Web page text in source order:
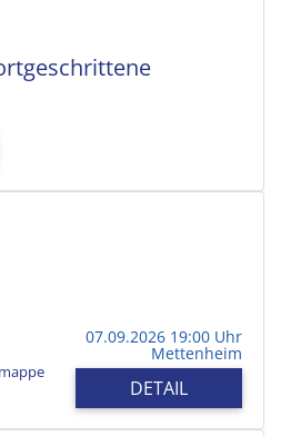
07.09.2026 19:00 Uhr
Mettenheim
DETAIL